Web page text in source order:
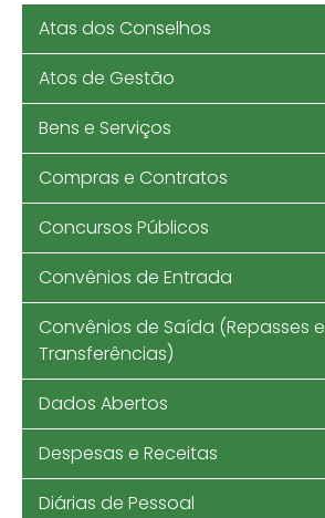
Atas dos Conselhos
Atos de Gestão
Bens e Serviços
Compras e Contratos
Concursos Públicos
Convênios de Entrada
Convênios de Saída (Repasses e
Transferências)
Dados Abertos
Despesas e Receitas
Diárias de Pessoal